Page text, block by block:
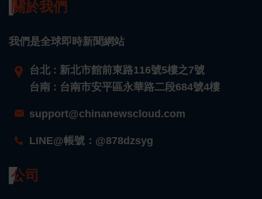
關於我們
我們是全球即時新聞網站
台北 : 新北市館前東路116號5樓之7號
台南 : 台南市安平區永華路二段684號4樓
support@chinanewscloud.com
LINE@帳號：@878dzsyg
公司